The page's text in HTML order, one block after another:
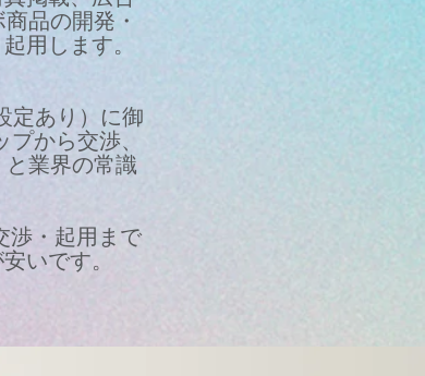
品の開発・
用します。
定あり）に御
から交渉、
業界の常識
渉・起用まで
いです。